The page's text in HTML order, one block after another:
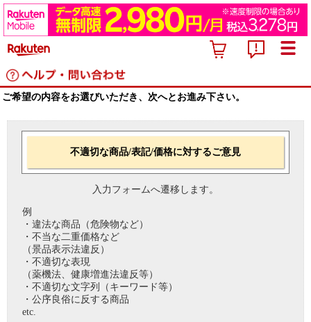
ご希望の内容をお選びいただき、次へとお進み下さい。
不適切な商品/表記/価格に対するご意見
入力フォームへ遷移します。
例
・違法な商品（危険物など）
・不当な二重価格など
（景品表示法違反）
・不適切な表現
（薬機法、健康増進法違反等）
・不適切な文字列（キーワード等）
・公序良俗に反する商品
etc.